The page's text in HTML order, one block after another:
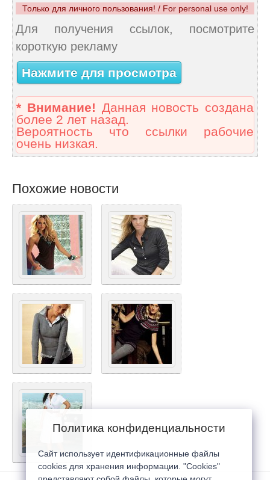
Только для личного пользования! / For personal use only!
Для получения ссылок, посмотрите
короткую рекламу
Нажмите для просмотра
* Внимание! Данная новость создана
более 2 лет назад.
Вероятность что ссылки рабочие
очень низкая.
Похожие новости
Политика конфиденциальности
Сайт использует идентификационные файлы
cookies для хранения информации. "Cookies"